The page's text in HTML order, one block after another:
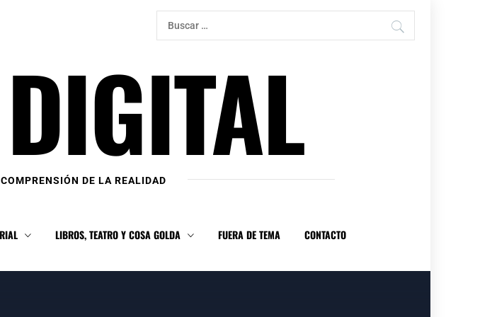
Buscar:
DE LA REALIDAD
LIBROS, TEATRO Y COSA GOLDA FUERA DE TEMA CONTACTO